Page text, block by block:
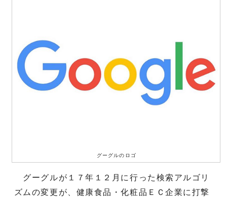
グーグルのロゴ
グーグルが１７年１２月に行った検索アルゴリ
ズムの変更が、健康食品・化粧品ＥＣ企業に打撃